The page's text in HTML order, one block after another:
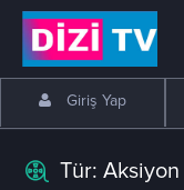
Giriş Yap
Tür: Aksiyon